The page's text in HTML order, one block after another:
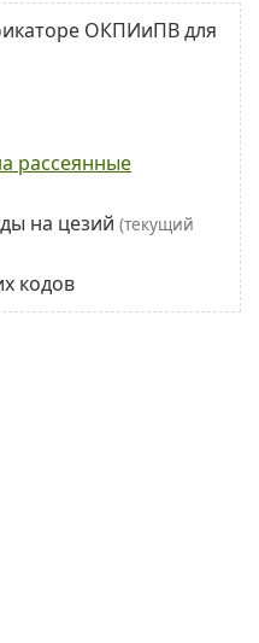
ОКПИиПВ для
рассеянные
на цезий (текущий
кодов